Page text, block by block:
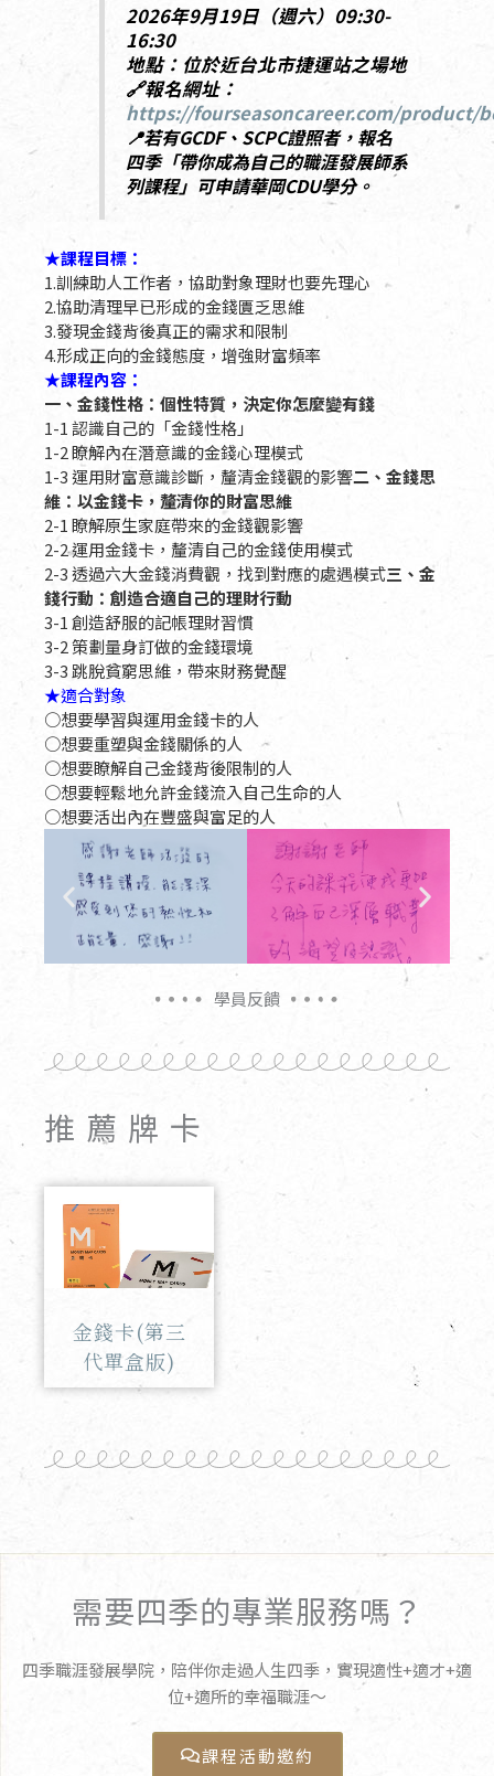
2026年9月19日（週六）09:30-
16:30
地點：位於近台北市捷運站之場地
🔗報名網址：
https://fourseasoncareer.com/product/
📍若有GCDF、SCPC證照者，報名
四季「帶你成為自己的職涯發展師系
列課程」可申請華岡CDU學分。
★課程目標：
1.訓練助人工作者，協助對象理財也要先理心
2.協助清理早已形成的金錢匱乏思維
3.發現金錢背後真正的需求和限制
4.形成正向的金錢態度，增強財富頻率
★課程內容：
一、金錢性格：個性特質，決定你怎麼變有錢
1-1 認識自己的「金錢性格」
1-2 瞭解內在潛意識的金錢心理模式
1-3 運用財富意識診斷，釐清金錢觀的影響二、金錢思
維：以金錢卡，釐清你的財富思維
2-1 瞭解原生家庭帶來的金錢觀影響
2-2 運用金錢卡，釐清自己的金錢使用模式
2-3 透過六大金錢消費觀，找到對應的處遇模式三、金
錢行動：創造合適自己的理財行動
3-1 創造舒服的記帳理財習慣
3-2 策劃量身訂做的金錢環境
3-3 跳脫貧窮思維，帶來財務覺醒
★適合對象
○想要學習與運用金錢卡的人
○想要重塑與金錢關係的人
○想要瞭解自己金錢背後限制的人
○想要輕鬆地允許金錢流入自己生命的人
○想要活出內在豐盛與富足的人
學員反饋
推薦牌卡
金錢卡(第三
代單盒版)
需要四季的專業服務嗎？
四季職涯發展學院，陪伴你走過人生四季，實現適性+適才+適
位+適所的幸福職涯～
課程活動邀約